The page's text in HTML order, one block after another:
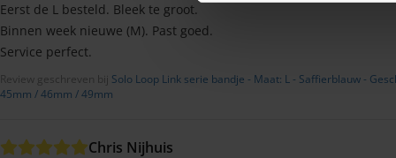
Eerst de L besteld. Bleek te groot.
Binnen week nieuwe (M). Past goed.
Service perfect.
Review geschreven bij Solo Loop Link serie bandje - Maat: L - Saffierblauw -
45mm / 46mm / 49mm
Chris Nijhuis